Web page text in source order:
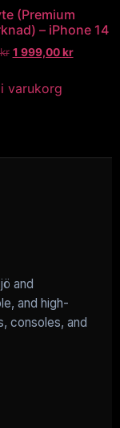
(Premium
– iPhone 14
kr 1 999,00kr
varukorg
and
and high-
consoles, and